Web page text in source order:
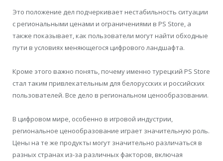
Это положение дел подчеркивает нестабильность ситуации
с региональными ценами и ограничениями в PS Store, а
также показывает, как пользователи могут найти обходные
пути в условиях меняющегося цифрового ландшафта.
Кроме этого важно понять, почему именно турецкий PS Store
стал таким привлекательным для белорусских и российских
пользователей. Все дело в региональном ценообразовании.
В цифровом мире, особенно в игровой индустрии,
региональное ценообразование играет значительную роль.
Цены на те же продукты могут значительно различаться в
разных странах из-за различных факторов, включая